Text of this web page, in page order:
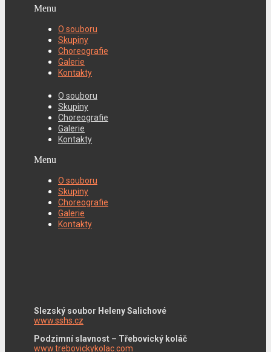
Menu
O souboru
Skupiny
Choreografie
Galerie
Kontakty
O souboru
Skupiny
Choreografie
Galerie
Kontakty
Menu
O souboru
Skupiny
Choreografie
Galerie
Kontakty
Slezský soubor Heleny Salichové
www.sshs.cz
Podzimní slavnost – Třebovický koláč
www.trebovickykolac.com